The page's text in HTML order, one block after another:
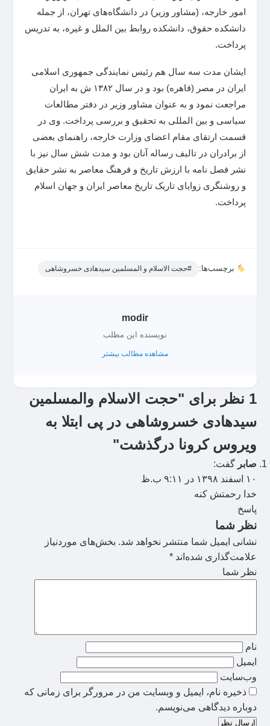
امور خارجه، (مشاور وزیر) در دانشگاه‌های تهران، از جمله
دانشکده حقوق، دانشکده روابط بین الملل و غیره، به تدریس
پرداخت.
ایشان مدت سه سال هم رئیس نمایندگی جمهوری اسلامی
ایران در مصر (قاهره) بود و در سال ۱۳۸۲ ش به ایران
مراجعت نمود و به عنوان مشاور وزیر در دفتر مطالعات
سیاسی و بین المللی به تحقیق و بررسی پرداخت. وی در
قسمت ارتقای مقام اعضای وزارت خارجه، راهنمای بعضی
از برادران در تالیف رساله آنان بود و مدت شش سال نیز با
نشر فصل نامه با ارزش تاریخ و فرهنگ معاصر به نشر حقایق
و روشنگری زوایای تاریک تاریخ معاصر ایران و جهان اسلام
پرداخت.
برچسب‌ها: #حجت الاسلام و المسلمین سیدهادی خسروشاهی
modir
نویسنده این مطلب
مشاهده مطالب بیشتر
1 نظر برای "حجت الاسلام والمسلمین
سیدهادی خسروشاهی در پی ابتلا به
ویروس کرونا درگذشت"
صابر گفت:
۱۰ اسفند ۱۳۹۸ در ۹:۱۱ ب.ظ
خدا رحمتش کنه
پاسخ
نظر شما
نشانی ایمیل شما منتشر نخواهد شد. بخش‌های موردنیاز
علامت‌گذاری شده‌اند *
نظر شما
نام
ایمیل
وب‌سایت
ذخیره نام، ایمیل و وبسایت من در مرورگر برای زمانی که
دوباره دیدگاهی می‌نویسم.
ارسال نظر